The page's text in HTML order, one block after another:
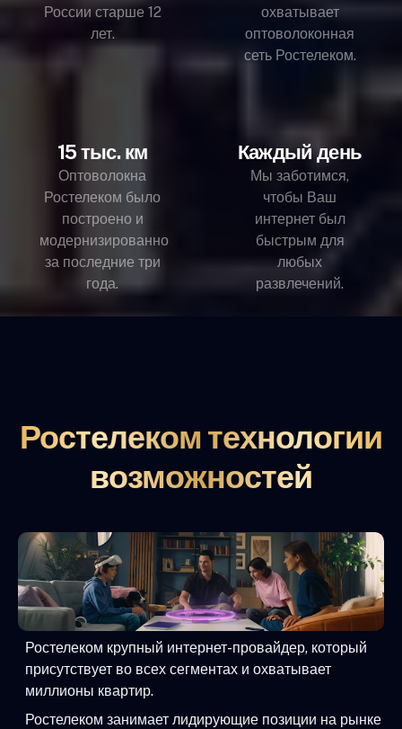
России старше 12
лет.
охватывает
оптоволоконная
сеть Ростелеком.
15 тыс. км
Оптоволокна
Ростелеком было
построено и
модернизированно
за последние три
года.
Каждый день
Мы заботимся,
чтобы Ваш
интернет был
быстрым для
любых
развлечений.
Ростелеком технологии
возможностей
Ростелеком крупный интернет-провайдер, который
присутствует во всех сегментах и охватывает
миллионы квартир.
Ростелеком занимает лидирующие позиции на рынке